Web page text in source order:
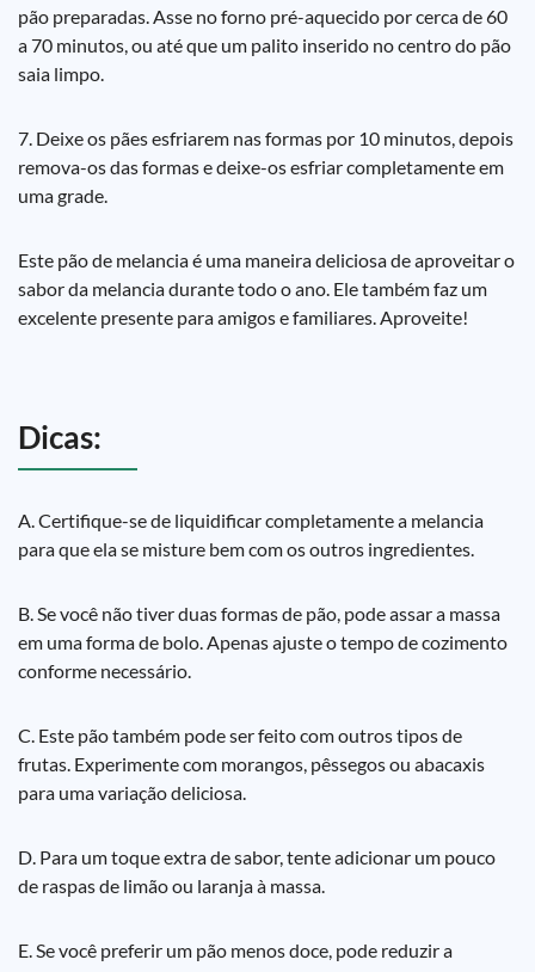
pão preparadas. Asse no forno pré-aquecido por cerca de 60
a 70 minutos, ou até que um palito inserido no centro do pão
saia limpo.
7. Deixe os pães esfriarem nas formas por 10 minutos, depois
remova-os das formas e deixe-os esfriar completamente em
uma grade.
Este pão de melancia é uma maneira deliciosa de aproveitar o
sabor da melancia durante todo o ano. Ele também faz um
excelente presente para amigos e familiares. Aproveite!
Dicas:
A. Certifique-se de liquidificar completamente a melancia
para que ela se misture bem com os outros ingredientes.
B. Se você não tiver duas formas de pão, pode assar a massa
em uma forma de bolo. Apenas ajuste o tempo de cozimento
conforme necessário.
C. Este pão também pode ser feito com outros tipos de
frutas. Experimente com morangos, pêssegos ou abacaxis
para uma variação deliciosa.
D. Para um toque extra de sabor, tente adicionar um pouco
de raspas de limão ou laranja à massa.
E. Se você preferir um pão menos doce, pode reduzir a